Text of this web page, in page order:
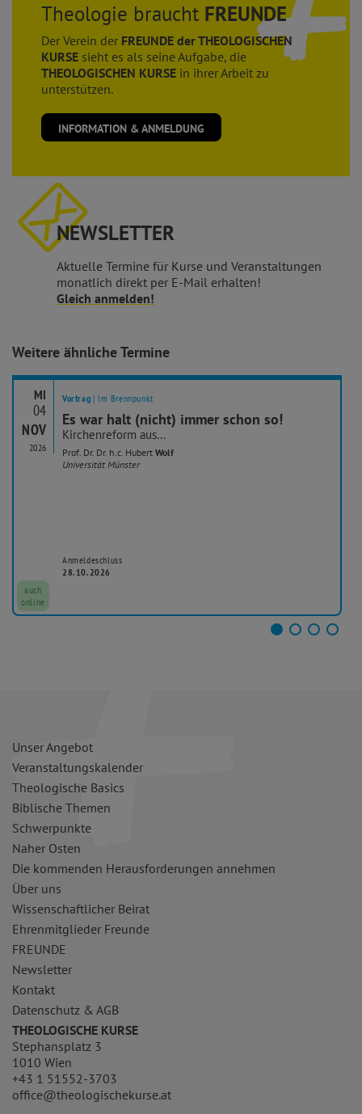
Theologie braucht FREUNDE
Der Verein der FREUNDE der THEOLOGISCHEN
KURSE sieht es als seine Aufgabe, die
THEOLOGISCHEN KURSE in ihrer Arbeit zu
unterstützen.
INFORMATION & ANMELDUNG
NEWSLETTER
Aktuelle Termine für Kurse und Veranstaltungen
monatlich direkt per E-Mail erhalten!
Gleich anmelden!
Weitere ähnliche Termine
MI
04
NOV
2026
Vortrag | Im Brennpunkt
Es war halt (nicht) immer schon so!
Kirchenreform aus...
Prof. Dr. Dr. h.c. Hubert Wolf
Universität Münster
auch
online
Anmeldeschluss
28.10.2026
Unser Angebot
Veranstaltungskalender
Theologische Basics
Biblische Themen
Schwerpunkte
Naher Osten
Die kommenden Herausforderungen annehmen
Über uns
Wissenschaftlicher Beirat
Ehrenmitglieder Freunde
FREUNDE
Newsletter
Kontakt
Datenschutz & AGB
THEOLOGISCHE KURSE
Stephansplatz 3
1010 Wien
+43 1 51552-3703
office@theologischekurse.at